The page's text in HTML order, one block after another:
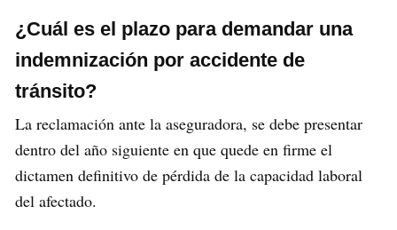
¿Cuál es el plazo para demandar una
indemnización por accidente de
tránsito?
La reclamación ante la aseguradora, se debe presentar
dentro del año siguiente en que quede en firme el
dictamen definitivo de pérdida de la capacidad laboral
del afectado.